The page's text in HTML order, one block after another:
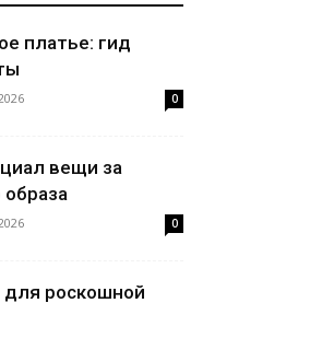
платье: гид
0
вещи за
0
роскошной